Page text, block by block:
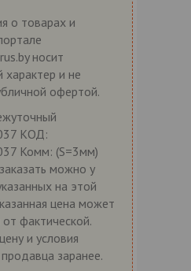
о товарах и
носит
характер и не
офертой.
КОД:
Комм: (S=3мм)
можно у
на этой
цена может
от фактической.
и условия
заранее.